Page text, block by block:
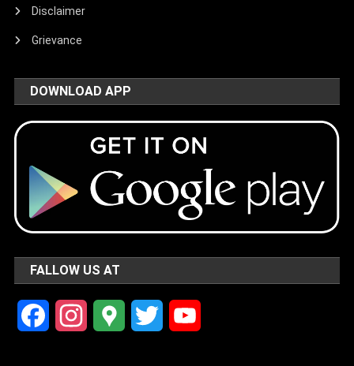
Disclaimer
Grievance
DOWNLOAD APP
FALLOW US AT
FacebookInstagramGoogle Twitter